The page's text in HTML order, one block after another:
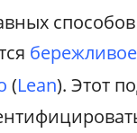
бережливое
(Lean). Этот